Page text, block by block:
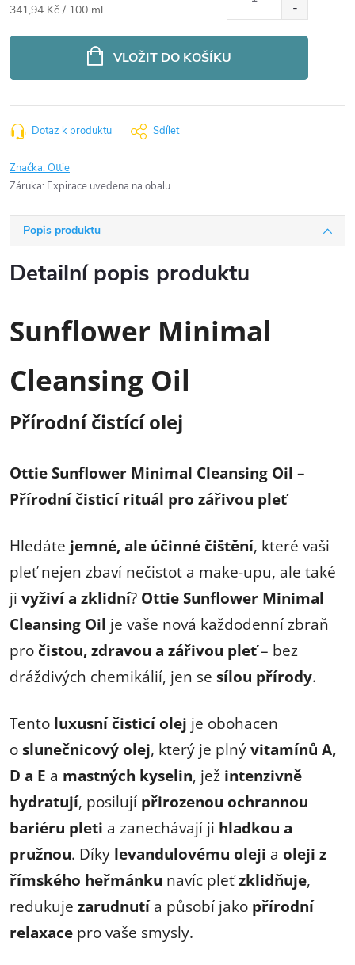
Měrná
341,94 Kč / 100 ml
VLOŽIT DO KOŠÍKU
Dotaz k produktu Sdílet
Značka:Ottie
Záruka: Expirace uvedena na obalu
Popis produktu
Detailní popis produktu
Sunflower Minimal
Cleansing Oil
Přírodní čistící olej
Ottie Sunflower Minimal Cleansing Oil –
Přírodní čisticí rituál pro zářivou pleť
Hledáte jemné, ale účinné čištění, které vaši
pleť nejen zbaví nečistot a make-upu, ale také
ji vyživí a zklidní? Ottie Sunflower Minimal
Cleansing Oil je vaše nová každodenní zbraň
pro čistou, zdravou a zářivou pleť– bez
dráždivých chemikálií, jen se sílou přírody.
Tento luxusní čisticí olej je obohacen
o slunečnicový olej, který je plný vitamínů A,
D a E a mastných kyselin, jež intenzivně
hydratují, posilují přirozenou ochrannou
bariéru pleti a zanechávají ji hladkou a
pružnou. Díky levandulovému oleji a oleji z
římského heřmánku navíc pleťzklidňuje,
redukuje zarudnutía působí jako přírodní
relaxace pro vaše smysly.